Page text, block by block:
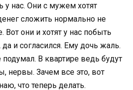
у нас. Они с мужем хотят
сложить нормально не
Вот они и хотят у нас побыть
и согласился. Ему дочь жаль.
В квартире ведь будут
нервы. Зачем все это, вот
что теперь делать.